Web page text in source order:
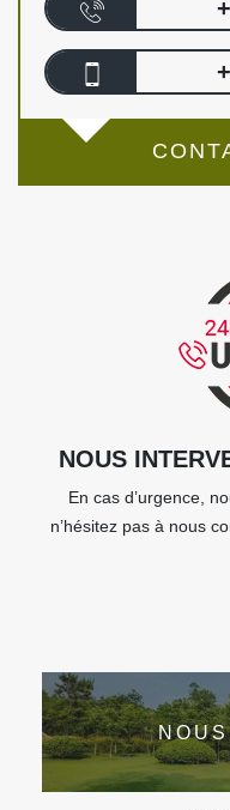
NOUS
En cas d’urgence,
n’hésitez pas à nous